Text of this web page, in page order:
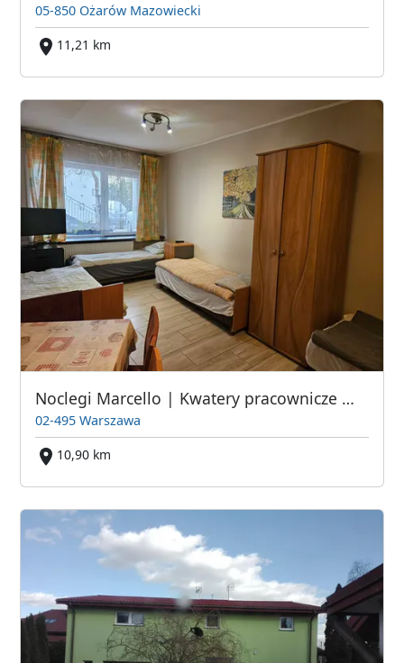
05-850 Ożarów Mazowiecki
11,21 km
Noclegi Marcello | Kwatery pracownicze Warszawa
02-495 Warszawa
10,90 km